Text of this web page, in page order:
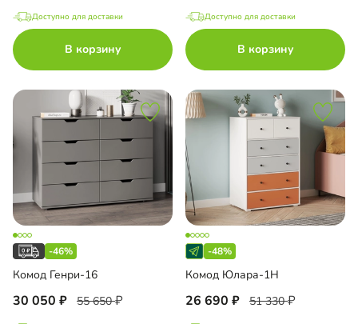
Доступно для доставки
В корзину
Доступно для доставки
В корзину
-46%
Комод Генри-16
30 050 55 650
-48%
Комод Юлара-1Н
26 690 51 330